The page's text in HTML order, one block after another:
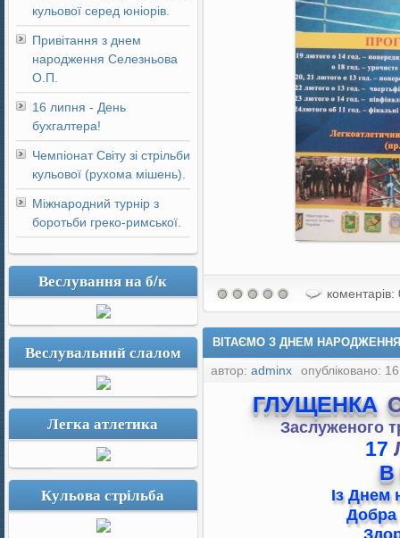
кульової серед юніорів.
Привітання з днем
народження Селезньова
О.П.
16 липня - День
бухгалтера!
Чемпіонат Світу зі стрільби
кульової (рухома мішень).
Міжнародний турнір з
боротьби греко-римської.
Веслування на б/к
Веслувальний слалом
Легка атлетика
Кульова стрільба
коментарів:
ВІТАЄМО З ДНЕМ
автор: adminx опубліковано:
ГЛУЩЕНКА
Заслуженого
17
В
Із Днем
Добра